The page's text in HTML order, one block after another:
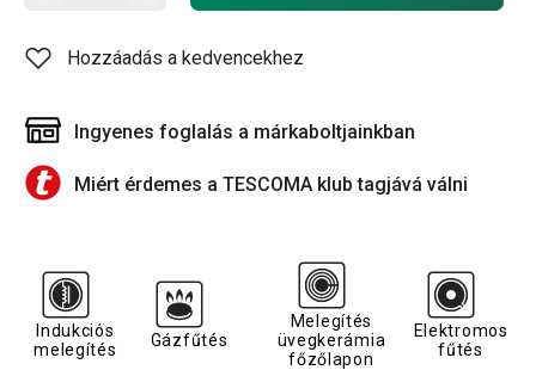
Hozzáadás a kedvencekhez
Ingyenes foglalás a márkaboltjainkban
Miért érdemes a TESCOMA klub tagjává válni
Indukciós
melegítés
Gázfűtés
Melegítés
üvegkerámia
főzőlapon
Elektromos
fűtés